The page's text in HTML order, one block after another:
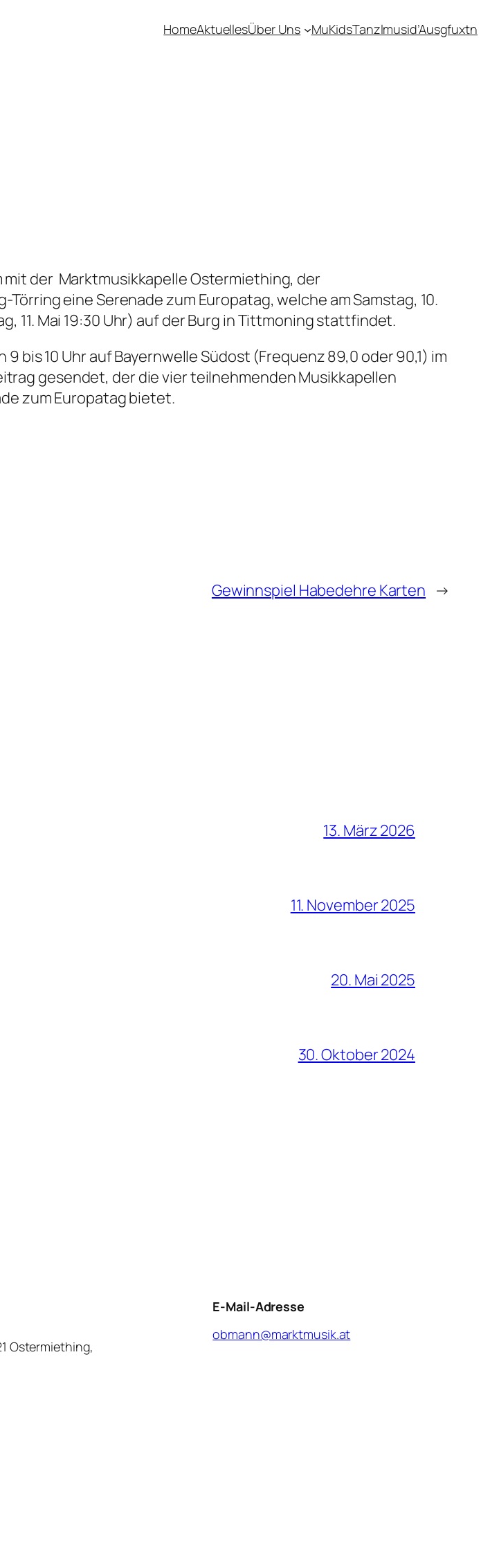
HomeAktuellesÜber Uns MuKidsTanzlmusid’Ausgfuxtn
der Marktmusikkapelle Ostermiething, der
eine Serenade zum Europatag, welche am Samstag, 10.
11. Mai 19:30 Uhr) auf der Burg in Tittmoning stattfindet.
bis 10 Uhr auf Bayernwelle Südost (Frequenz 89,0 oder 90,1) im
gesendet, der die vier teilnehmenden Musikkapellen
zum Europatag bietet.
Gewinnspiel Habedehre Karten →
13. März 2026
11. November 2025
20. Mai 2025
30. Oktober 2024
Ostermiething,
E-Mail-Adresse
obmann@marktmusik.at